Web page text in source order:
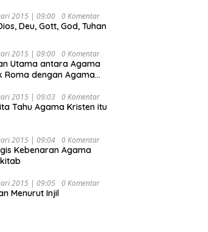
Anti Penjajahan
Politik Indonesia) &
Nasional dan
Sosial dalam Menata
Indonesia Emas 2045”,
2015 | 09:00 0 Komentar
Deu, Gott, God, Tuhan
2015 | 09:00 0 Komentar
Utama antara Agama
Roma dengan Agama
2015 | 09:03 0 Komentar
Tahu Agama Kristen itu
2015 | 09:04 0 Komentar
Kebenaran Agama
2015 | 09:05 0 Komentar
Menurut Injil